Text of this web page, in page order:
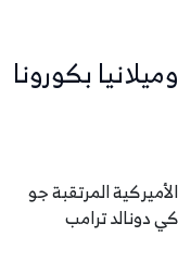
بكورونا
المرتقبة جو
دونالد ترامب